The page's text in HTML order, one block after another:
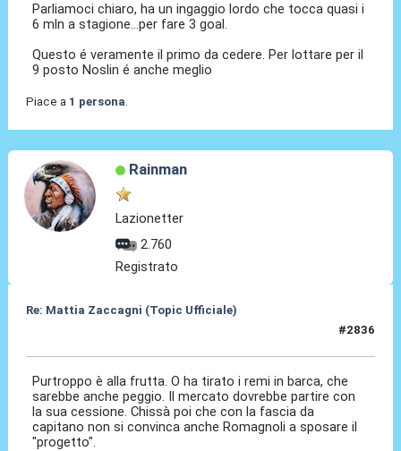
Parliamoci chiaro, ha un ingaggio lordo che tocca quasi i
6 mln a stagione...per fare 3 goal.
Questo é veramente il primo da cedere. Per lottare per il
9 posto Noslin é anche meglio
Piace a 1 persona
Rainman
Lazionetter
2.760
Registrato
Re: Mattia Zaccagni (Topic Ufficiale)
#2836
Purtroppo è alla frutta. O ha tirato i remi in barca, che
sarebbe anche peggio. Il mercato dovrebbe partire con
la sua cessione. Chissà poi che con la fascia da
capitano non si convinca anche Romagnoli a sposare il
"progetto".